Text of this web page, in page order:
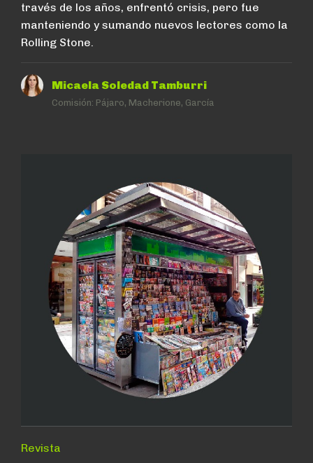
través de los años, enfrentó crisis, pero fue
manteniendo y sumando nuevos lectores como la
Rolling Stone.
Micaela Soledad Tamburri
Comisión: Pájaro, Macherione, García
Revista